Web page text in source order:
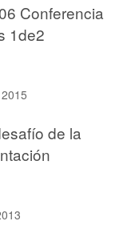
Conferencia
1de2
de la